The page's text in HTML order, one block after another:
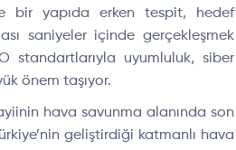
bir yapıda erken tespit, hedef
saniyeler içinde gerçekleşmek
standartlarıyla uyumluluk, siber
önem taşıyor.
hava savunma alanında son
geliştirdiği katmanlı hava